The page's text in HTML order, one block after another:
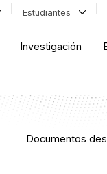
Estudiantes
Investigación
Documentos